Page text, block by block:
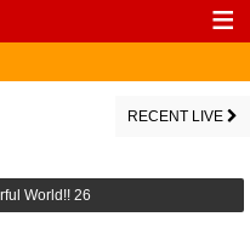
RECENT LIVE
World!! 26